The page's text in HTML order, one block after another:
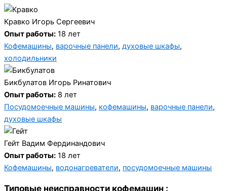
Кравко Игорь Сергеевич
Опыт работы: 18 лет
Кофемашины, варочные панели, духовые шкафы,
холодильники
Бикбулатов Игорь Ринатович
Опыт работы: 8 лет
Посудомоечные машины, кофемашины, варочные панели,
духовые шкафы
Гейт Вадим Фердинандович
Опыт работы: 18 лет
Кофемашины, водонагреватели, посудомоечные машины
Типовые неисправности кофемашин :